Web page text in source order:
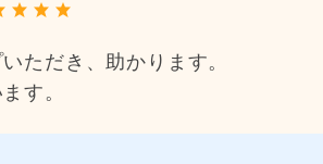
ただき、助かります。
す。